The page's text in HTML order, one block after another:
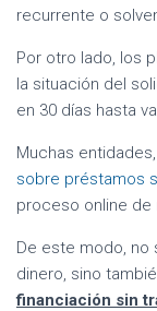
recurrente o
Por otro lado, los
la situación del
en 30 días hasta
Muchas
sobre préstamos
proceso online de
De este modo, no
dinero, sino
financiación sin